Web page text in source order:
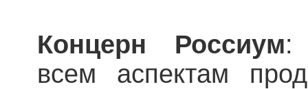
Концерн Россиум:
всем аспектам